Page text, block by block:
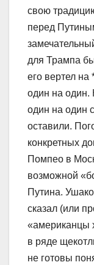
свою
перед
для Трампа
его вертел
один на один.
один на один
оставили.
конкретных
Помпео в
возможной
Путина.
сказал (или
«американцы
в ряде
не готовы